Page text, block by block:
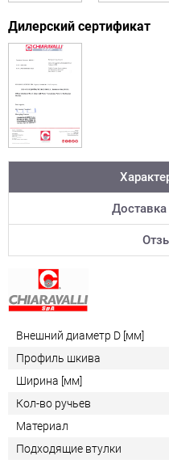
Дилерский сертификат
Внешний диаметр D [мм]
Профиль шкива
Ширина [мм]
Кол-во ручьев
Материал
Подходящие втулки